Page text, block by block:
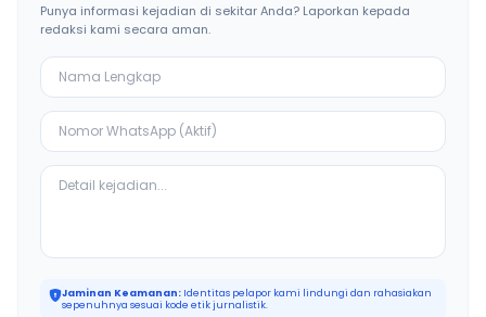
Punya informasi kejadian di sekitar Anda? Laporkan kepada
redaksi kami secara aman.
Jaminan Keamanan: Identitas pelapor kami lindungi dan rahasiakan
sepenuhnya sesuai kode etik jurnalistik.